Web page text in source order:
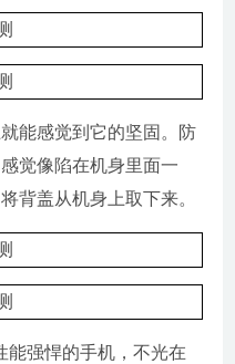
感觉到它的坚固。防
觉像陷在机身里面一
背盖从机身上取下来。
强悍的手机，不光在